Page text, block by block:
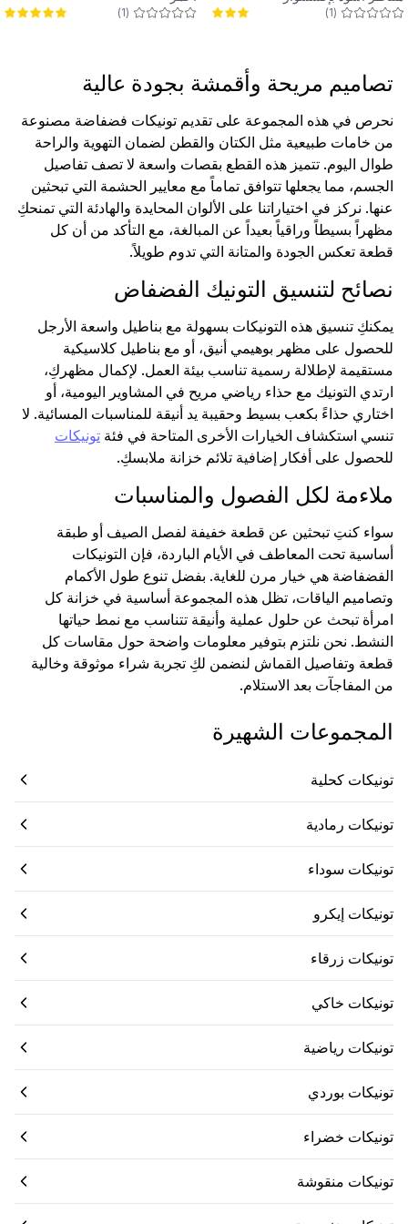
شريطي
(
1
)
(
1
)
تصاميم مريحة وأقمشة بجودة عالية
نحرص في هذه المجموعة على تقديم تونيكات فضفاضة مصنوعة
من خامات طبيعية مثل الكتان والقطن لضمان التهوية والراحة
طوال اليوم. تتميز هذه القطع بقصات واسعة لا تصف تفاصيل
الجسم، مما يجعلها تتوافق تماماً مع معايير الحشمة التي تبحثين
عنها. نركز في اختياراتنا على الألوان المحايدة والهادئة التي تمنحكِ
مظهراً بسيطاً وراقياً بعيداً عن المبالغة، مع التأكد من أن كل
قطعة تعكس الجودة والمتانة التي تدوم طويلاً.
نصائح لتنسيق التونيك الفضفاض
يمكنكِ تنسيق هذه التونيكات بسهولة مع بناطيل واسعة الأرجل
للحصول على مظهر بوهيمي أنيق، أو مع بناطيل كلاسيكية
مستقيمة لإطلالة رسمية تناسب بيئة العمل. لإكمال مظهركِ،
ارتدي التونيك مع حذاء رياضي مريح في المشاوير اليومية، أو
اختاري حذاءً بكعب بسيط وحقيبة يد أنيقة للمناسبات المسائية. لا
تنسي استكشاف الخيارات الأخرى المتاحة في فئة تونيكات
للحصول على أفكار إضافية تلائم خزانة ملابسكِ.
ملاءمة لكل الفصول والمناسبات
سواء كنتِ تبحثين عن قطعة خفيفة لفصل الصيف أو طبقة
أساسية تحت المعاطف في الأيام الباردة، فإن التونيكات
الفضفاضة هي خيار مرن للغاية. بفضل تنوع طول الأكمام
وتصاميم الياقات، تظل هذه المجموعة أساسية في خزانة كل
امرأة تبحث عن حلول عملية وأنيقة تتناسب مع نمط حياتها
النشط. نحن نلتزم بتوفير معلومات واضحة حول مقاسات كل
قطعة وتفاصيل القماش لنضمن لكِ تجربة شراء موثوقة وخالية
من المفاجآت بعد الاستلام.
المجموعات الشهيرة
تونيكات كحلية
تونيكات رمادية
تونيكات سوداء
تونيكات إيكرو
تونيكات زرقاء
تونيكات خاكي
تونيكات رياضية
تونيكات بوردي
تونيكات خضراء
تونيكات منقوشة